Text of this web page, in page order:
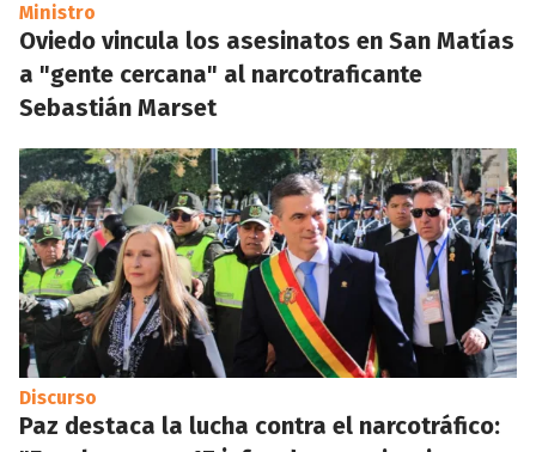
Ministro
Oviedo vincula los asesinatos en San Matías
a "gente cercana" al narcotraficante
Sebastián Marset
Discurso
Paz destaca la lucha contra el narcotráfico: